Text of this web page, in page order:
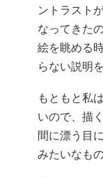
ントラスト
なってきた
絵を眺める
らない説明
もともと私
いので、描
間に漂う目
みたいなも